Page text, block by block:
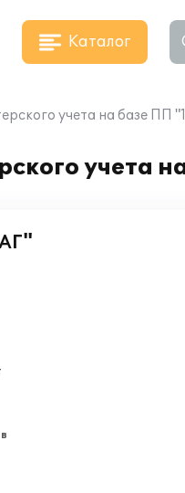
Каталог
учета на базе ПП
учета